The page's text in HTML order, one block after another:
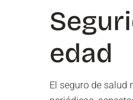
edad
El seguro de salud